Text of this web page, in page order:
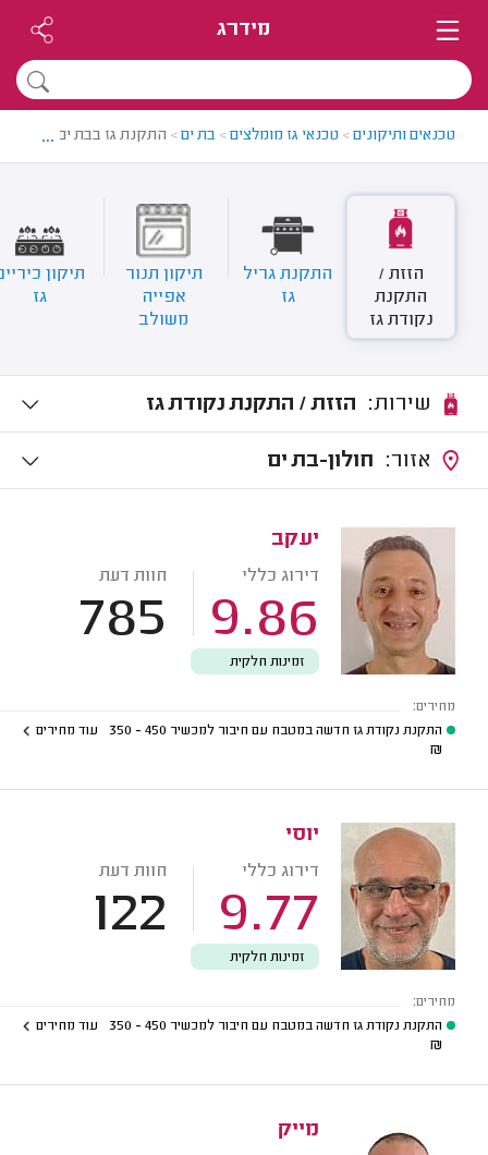
מידרג
טכנאים ותיקונים> טכנאי גז מומלצים> בת ים> התקנת גז בבת ים ...
הזזת /
התקנת
נקודת גז
התקנת גריל
גז
תיקון תנור
אפייה
משולב
תיקון
גז
הזזת / התקנת נקודת גז
חולון-בת ים
יעקב
דירוג כללי
9.86
חוות דעת
785
זמינות חלקית
מחירים:
התקנת נקודת גז חדשה במטבח עם חיבור למכשיר 450 - 350
₪
עוד מחירים
יוסי
דירוג כללי
9.77
חוות דעת
122
זמינות חלקית
מחירים:
התקנת נקודת גז חדשה במטבח עם חיבור למכשיר 450 - 350
₪
עוד מחירים
מייק